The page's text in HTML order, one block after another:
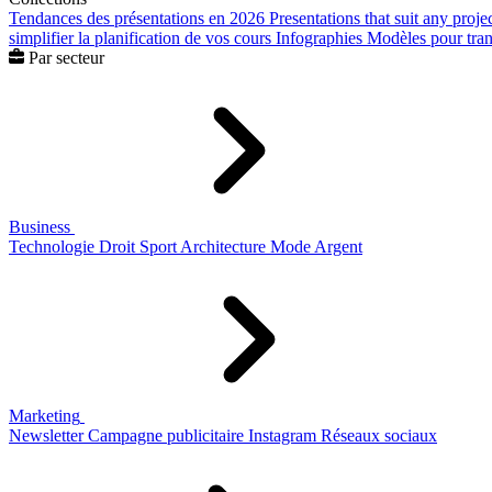
Tendances des présentations en 2026 Presentations that suit any
simplifier la planification de vos cours Infographies Modèles pour
Par secteur
Business
Technologie Droit Sport Architecture Mode Argent
Marketing
Newsletter Campagne publicitaire Instagram Réseaux sociaux